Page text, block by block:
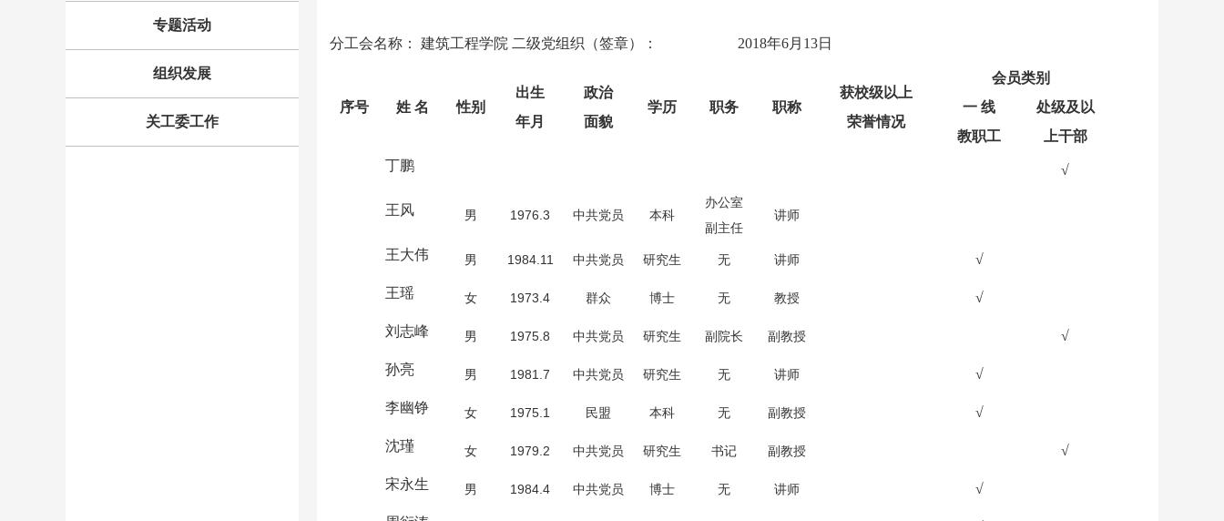
专题活动
组织发展
关工委工作
分工会名称： 建筑工程学院 二级党组织（签章）： 2018年6月13日
序号 姓 名 性别
出生
年月
政治
面貌
学历 职务 职称
获校级以上
荣誉情况
会员类别
一 线
教职工
处级及以
上干部
丁鹏
√
王风 男 1976.3 中共党员 本科
办公室
副主任
讲师
王大伟 男 1984.11 中共党员 研究生 无 讲师 √
王瑶 女 1973.4 群众 博士 无 教授 √
刘志峰 男 1975.8 中共党员 研究生 副院长 副教授 √
孙亮 男 1981.7 中共党员 研究生 无 讲师 √
李幽铮 女 1975.1 民盟 本科 无 副教授 √
沈瑾 女 1979.2 中共党员 研究生 书记 副教授 √
宋永生 男 1984.4 中共党员 博士 无 讲师 √